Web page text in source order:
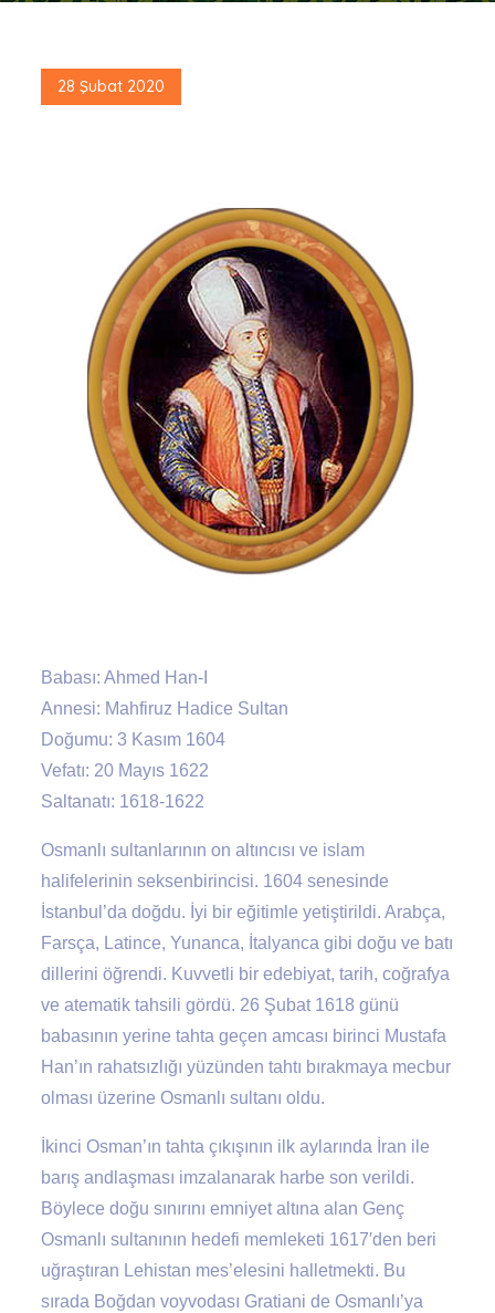
Posted
28 Şubat 2020
Babası: Ahmed Han-I
Annesi: Mahfiruz Hadice Sultan
Doğumu: 3 Kasım 1604
Vefatı: 20 Mayıs 1622
Saltanatı: 1618-1622
Osmanlı sultanlarının on altıncısı ve islam
halifelerinin seksenbirincisi. 1604 senesinde
İstanbul’da doğdu. İyi bir eğitimle yetiştirildi. Arabça,
Farsça, Latince, Yunanca, İtalyanca gibi doğu ve batı
dillerini öğrendi. Kuvvetli bir edebiyat, tarih, coğrafya
ve atematik tahsili gördü. 26 Şubat 1618 günü
babasının yerine tahta geçen amcası birinci Mustafa
Han’ın rahatsızlığı yüzünden tahtı bırakmaya mecbur
olması üzerine Osmanlı sultanı oldu.
İkinci Osman’ın tahta çıkışının ilk aylarında İran ile
barış andlaşması imzalanarak harbe son verildi.
Böylece doğu sınırını emniyet altına alan Genç
Osmanlı sultanının hedefi memleketi 1617′den beri
uğraştıran Lehistan mes’elesini halletmekti. Bu
sırada Boğdan voyvodası Gratiani de Osmanlı’ya